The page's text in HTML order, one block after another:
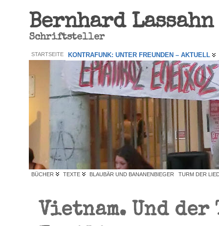
Bernhard Lassahn
Schriftsteller
STARTSEITE KONTRAFUNK: UNTER FREUNDEN – AKTUELL
BÜCHER TEXTE BLAUBÄR UND BANANENBIEGER TURM DER
Vietnam. Und der